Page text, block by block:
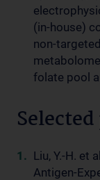
(in-house)
non-
folate pool
Liu, Y.-H. et
Antigen-